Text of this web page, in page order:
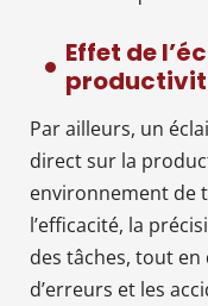
Effet de
Par ailleurs, un
direct sur la
environnement de
l’efficacité, la
des tâches, tout
d’erreurs et les